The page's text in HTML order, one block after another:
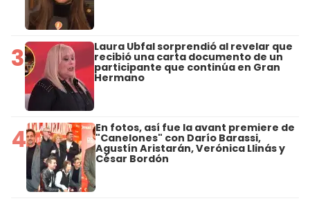
3 Laura Ubfal sorprendió al revelar que
recibió una carta documento de un
participante que continúa en Gran
Hermano
4 En fotos, así fue la avant premiere de
"Canelones" con Darío Barassi,
Agustín Aristarán, Verónica Llinás y
César Bordón